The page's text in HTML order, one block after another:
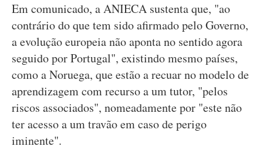
Em comunicado, a ANIECA sustenta que, "ao
contrário do que tem sido afirmado pelo Governo,
a evolução europeia não aponta no sentido agora
seguido por Portugal", existindo mesmo países,
como a Noruega, que estão a recuar no modelo de
aprendizagem com recurso a um tutor, "pelos
riscos associados", nomeadamente por "este não
ter acesso a um travão em caso de perigo
iminente".